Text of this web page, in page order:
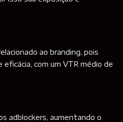
ao branding, pois
com um VTR médio de
adblockers, aumentando o